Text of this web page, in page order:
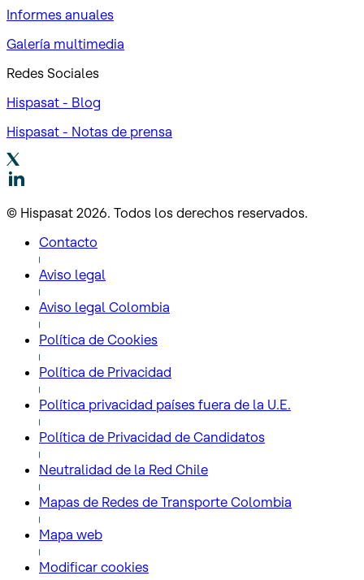
Informes anuales
Galería multimedia
Redes Sociales
Hispasat - Blog
Hispasat - Notas de prensa
© Hispasat 2026. Todos los derechos reservados.
Contacto
Aviso legal
Aviso legal Colombia
Política de Cookies
Política de Privacidad
Política privacidad países fuera de la U.E.
Política de Privacidad de Candidatos
Neutralidad de la Red Chile
Mapas de Redes de Transporte Colombia
Mapa web
Modificar cookies